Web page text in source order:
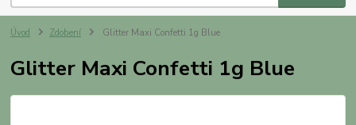
Úvod Zdobení Glitter Maxi Confetti 1g Blue
Glitter Maxi Confetti 1g Blue